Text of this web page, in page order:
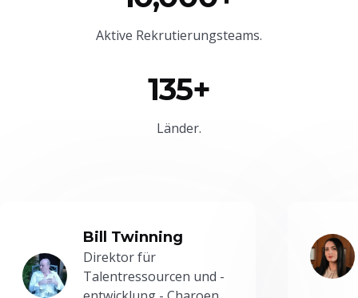
Aktive Rekrutierungsteams.
135+
Länder.
Bill Twinning
Direktor für
Talentressourcen und -